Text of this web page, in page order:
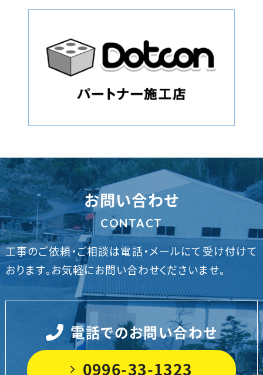
お問い合わせ
CONTACT
工事のご依頼・ご相談は電話・メールにて受け付けて
おります。お気軽にお問い合わせくださいませ。
電話でのお問い合わせ
0996-33-1323